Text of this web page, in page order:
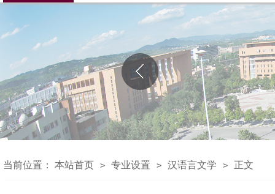
当前位置： 本站首页 > 专业设置 > 汉语言文学 > 正文